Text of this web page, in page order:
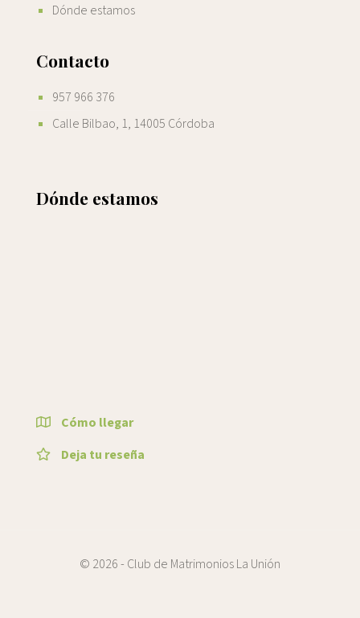
Dónde estamos
Contacto
957 966 376
Calle Bilbao, 1, 14005 Córdoba
Dónde estamos
Cómo llegar
Deja tu reseña
© 2026 - Club de Matrimonios La Unión